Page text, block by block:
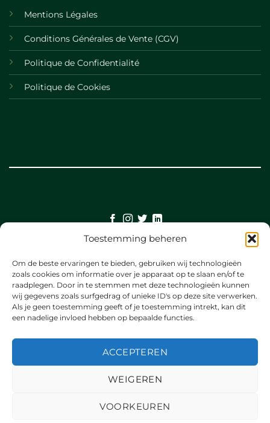
Toestemming beheren
Om de beste ervaringen te bieden, gebruiken wij technologieën
zoals cookies om informatie over je apparaat op te slaan en/of te
raadplegen. Door in te stemmen met deze technologieën kunnen
wij gegevens zoals surfgedrag of unieke ID's op deze site verwerken.
Als je geen toestemming geeft of je toestemming intrekt, kan dit
een nadelige invloed hebben op bepaalde functies.
ACCEPTEREN
WEIGEREN
VOORKEUREN
Mentions Légales
Conditions Générales de Vente (CGV)
Politique de Confidentialité
Politique de Cookies
2026 UX Themes
TERMS
PRIVACY
COOKIES